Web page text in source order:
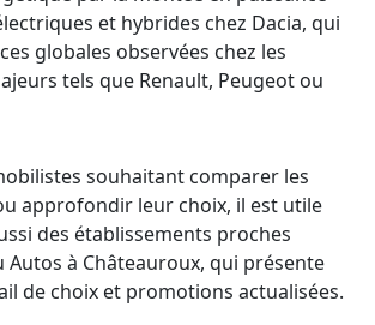
et hybrides chez Dacia, qui
globales observées chez les
tels que Renault, Peugeot ou
souhaitant comparer les
approfondir leur choix, il est utile
des établissements proches
Autos à Châteauroux, qui présente
de choix et promotions actualisées.